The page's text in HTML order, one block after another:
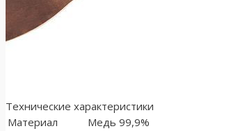
Технические характеристики
Материал
Медь 99,9%